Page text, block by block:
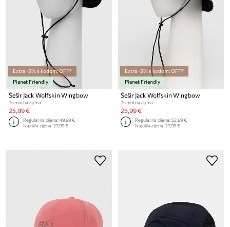
Extra -5% s kodom: OFF*
Planet Friendly
Šešir Jack Wolfskin Wingbow
Trenutna cijena:
25,99 €
Regularna cijena:49,99 €
Najniža cijena:27,99 €
Extra -5% s kodom: OFF*
Planet Friendly
Šešir Jack Wolfskin Wingbow
Trenutna cijena:
25,99 €
Regularna cijena:52,99 €
Najniža cijena:27,99 €